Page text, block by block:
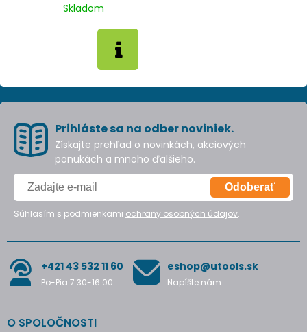
Skladom
Prihláste sa na odber noviniek.
Získajte prehľad o novinkách, akciových
ponukách a mnoho ďalšieho.
Odoberať
Súhlasím s podmienkami ochrany osobných údajov.
+421 43 532 11 60
Po-Pia 7:30-16:00
eshop@utools.sk
Napíšte nám
O SPOLOČNOSTI